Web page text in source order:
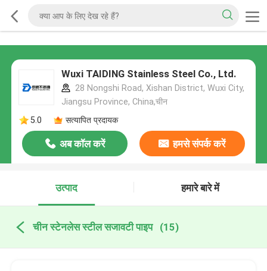
Wuxi TAIDING Stainless Steel Co., Ltd.
28 Nongshi Road, Xishan District, Wuxi City,
Jiangsu Province, China,चीन
5.0
सत्यापित प्रदायक
अब कॉल करें हमसे संपर्क करें
उत्पाद हमारे बारे में
चीन स्टेनलेस स्टील सजावटी पाइप (15)